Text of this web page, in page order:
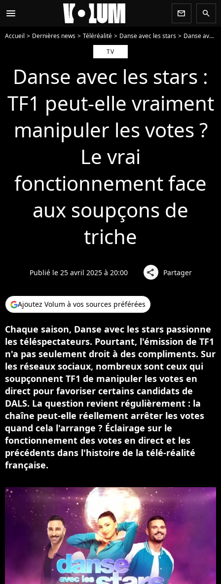
menu newsletter search
Accueil Dernières news Téléréalité Danse avec les stars
Danse avec les stars : TF1 peut-elle vraiment manipuler les votes ? Le vrai fonctionnement face aux soupçons de triche
TV
Danse avec les stars :
TF1 peut-elle vraiment
manipuler les votes ?
Le vrai
fonctionnement face
aux soupçons de
triche
Publié le 25 avril 2025 à 20:00 share Partager
Ajoutez Volum à vos sources préférées
Chaque saison, Danse avec les stars passionne
les téléspectateurs. Pourtant, l'émission de TF1
n'a pas seulement droit à des compliments. Sur
les réseaux sociaux, nombreux sont ceux qui
soupçonnent TF1 de manipuler les votes en
direct pour favoriser certains candidats de
DALS. La question revient régulièrement : la
chaîne peut-elle réellement arrêter les votes
quand cela l'arrange ? Éclairage sur le
fonctionnement des votes en direct et les
précédents dans l'histoire de la télé-réalité
française.